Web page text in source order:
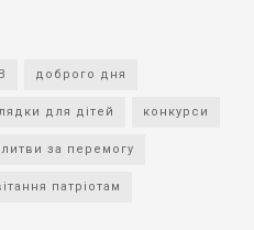
доброго дня
для дітей конкурси
за перемогу
патріотам